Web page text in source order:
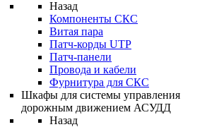
Назад
Компоненты СКС
Витая пара
Патч-корды UTP
Патч-панели
Провода и кабели
Фурнитура для СКС
Шкафы для системы управления
дорожным движением АСУДД
Назад